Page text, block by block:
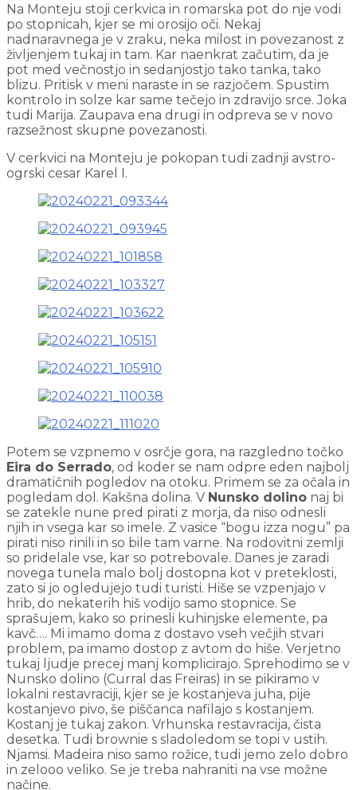
Na Monteju stoji cerkvica in romarska pot do nje vodi
po stopnicah, kjer se mi orosijo oči. Nekaj
nadnaravnega je v zraku, neka milost in povezanost z
življenjem tukaj in tam. Kar naenkrat začutim, da je
pot med večnostjo in sedanjostjo tako tanka, tako
blizu. Pritisk v meni naraste in se razjočem. Spustim
kontrolo in solze kar same tečejo in zdravijo srce. Joka
tudi Marija. Zaupava ena drugi in odpreva se v novo
razsežnost skupne povezanosti.
V cerkvici na Monteju je pokopan tudi zadnji avstro-
ogrski cesar Karel I.
Potem se vzpnemo v osrčje gora, na razgledno točko
Eira do Serrado, od koder se nam odpre eden najbolj
dramatičnih pogledov na otoku. Primem se za očala in
pogledam dol. Kakšna dolina. V Nunsko dolino naj bi
se zatekle nune pred pirati z morja, da niso odnesli
njih in vsega kar so imele. Z vasice “bogu izza nogu” pa
pirati niso rinili in so bile tam varne. Na rodovitni zemlji
so pridelale vse, kar so potrebovale. Danes je zaradi
novega tunela malo bolj dostopna kot v preteklosti,
zato si jo ogledujejo tudi turisti. Hiše se vzpenjajo v
hrib, do nekaterih hiš vodijo samo stopnice. Se
sprašujem, kako so prinesli kuhinjske elemente, pa
kavč…. Mi imamo doma z dostavo vseh večjih stvari
problem, pa imamo dostop z avtom do hiše. Verjetno
tukaj ljudje precej manj komplicirajo. Sprehodimo se v
Nunsko dolino (Curral das Freiras) in se pikiramo v
lokalni restavraciji, kjer se je kostanjeva juha, pije
kostanjevo pivo, še piščanca nafilajo s kostanjem.
Kostanj je tukaj zakon. Vrhunska restavracija, čista
desetka. Tudi brownie s sladoledom se topi v ustih.
Njamsi. Madeira niso samo rožice, tudi jemo zelo dobro
in zelooo veliko. Se je treba nahraniti na vse možne
načine.